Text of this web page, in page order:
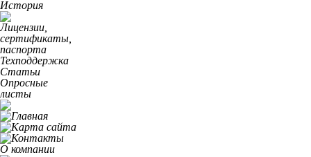
История
Лицензии,
сертификаты,
паспорта
Техподдержка
Статьи
Опросные
листы
О компании